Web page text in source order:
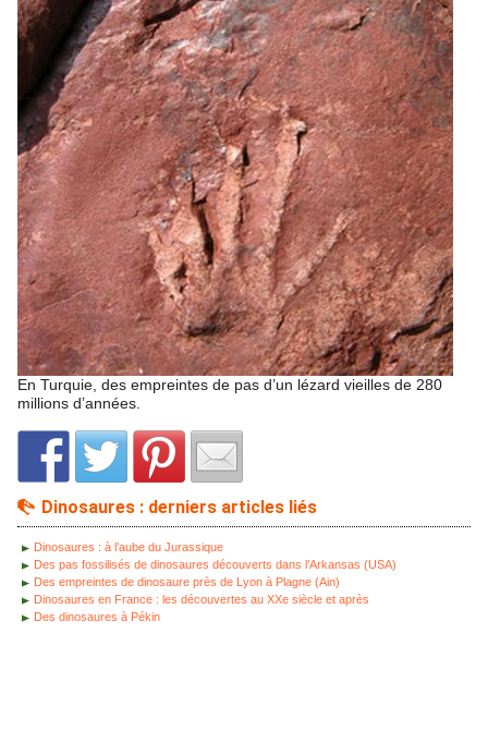
En Turquie, des empreintes de pas d’un lézard vieilles de 280
millions d’années.
Dinosaures : derniers articles liés
Dinosaures : à l’aube du Jurassique
Des pas fossilisés de dinosaures découverts dans l’Arkansas (USA)
Des empreintes de dinosaure près de Lyon à Plagne (Ain)
Dinosaures en France : les découvertes au XXe siècle et après
Des dinosaures à Pékin